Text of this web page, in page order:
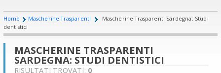
Home Mascherine Trasparenti
Mascherine Trasparenti Sardegna: Studi
dentistici
MASCHERINE TRASPARENTI
SARDEGNA: STUDI DENTISTICI
RISULTATI TROVATI: 0